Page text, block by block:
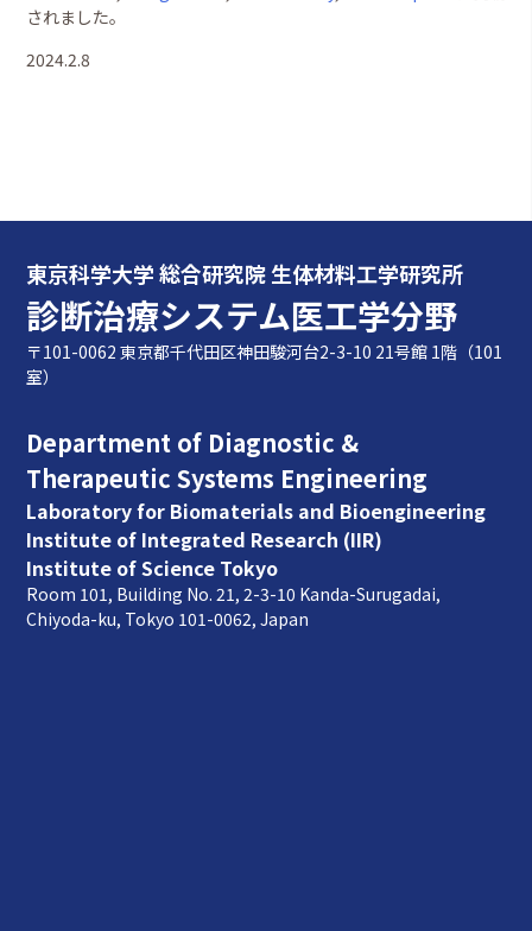
されました。
2024.2.8
東京科学大学 総合研究院 生体材料工学研究所
診断治療システム医工学分野
〒101-0062 東京都千代田区神田駿河台2-3-10 21号館 1階（101
室）
Department of Diagnostic &
Therapeutic Systems Engineering
Laboratory for Biomaterials and Bioengineering
Institute of Integrated Research (IIR)
Institute of Science Tokyo
Room 101, Building No. 21, 2-3-10 Kanda-Surugadai,
Chiyoda-ku, Tokyo 101-0062, Japan